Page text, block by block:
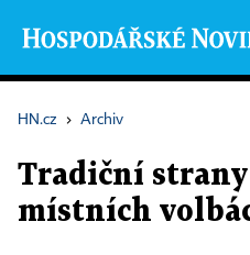
HN.cz › Archiv
Tradiční
místních